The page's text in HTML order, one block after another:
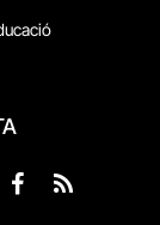
Facebook
RSS